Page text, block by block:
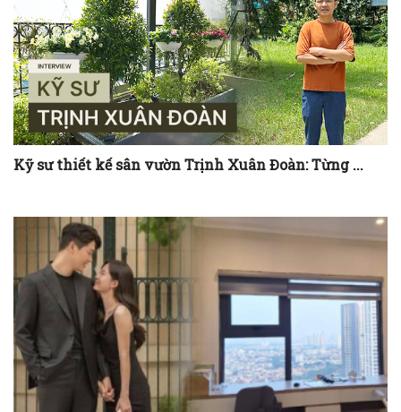
Kỹ sư thiết kế sân vườn Trịnh Xuân Đoàn: Từng ...